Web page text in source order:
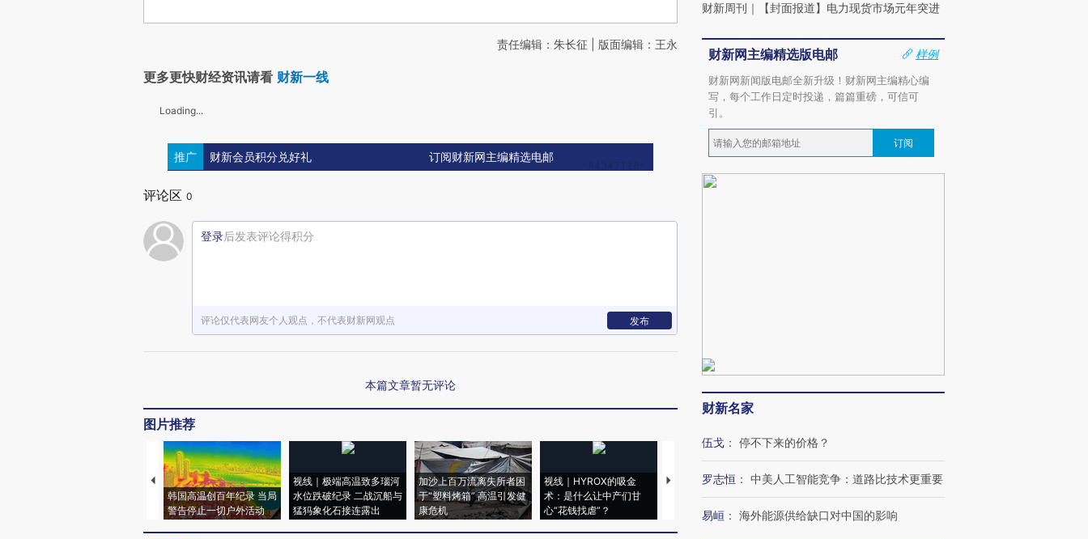
责任编辑：朱长征 | 版面编辑：王永
更多更快财经资讯请看 财新一线
Loading...
推广 财新会员积分兑好礼 订阅财新网主编精选电邮
评论区 0
登录后发表评论得积分
评论仅代表网友个人观点，不代表财新网观点 发布
本篇文章暂无评论
图片推荐
韩国高温创百年纪录 当局
警告停止一切户外活动
视线｜极端高温致多瑙河
水位跌破纪录 二战沉船与
猛犸象化石接连露出
加沙上百万流离失所者困
于“塑料烤箱” 高温引发健
康危机
视线｜HYROX的吸金
术：是什么让中产们甘
心“花钱找虐”？
马航飞行员跨国走私7万
粒摇头丸 尿检体内含3种
视线｜被称为“蟑螂”的印
度Z世代 用街头抗争将教
育部长拱下台
视线｜“入侵”还是“人道危
机”？难民潮撕裂西班牙
财新周刊 ｜ 【封面报道】电力现货市场元年突进
财新网主编精选版电邮
样例
财新网新闻版电邮全新升级！财新网主编精心编
写，每个工作日定时投递，篇篇重磅，可信可
引。
订阅
财新名家
伍戈 ： 停不下来的价格？
罗志恒 ： 中美人工智能竞争：道路比技术更重要
易峘 ： 海外能源供给缺口对中国的影响